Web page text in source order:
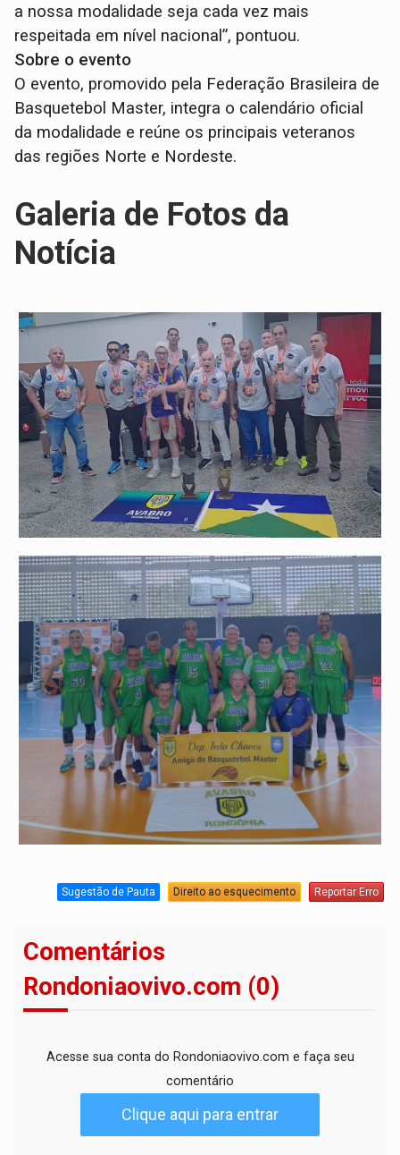
a nossa modalidade seja cada vez mais
respeitada em nível nacional”, pontuou.
Sobre o evento
O evento, promovido pela Federação Brasileira de
Basquetebol Master, integra o calendário oficial
da modalidade e reúne os principais veteranos
das regiões Norte e Nordeste.
Galeria de Fotos da
Notícia
Sugestão de Pauta Direito ao esquecimento Reportar Erro
Comentários
Rondoniaovivo.com (0)
Acesse sua conta do Rondoniaovivo.com e faça seu
comentário
Clique aqui para entrar